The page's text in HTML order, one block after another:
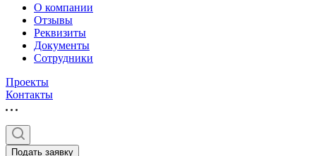
О компании
Отзывы
Реквизиты
Документы
Сотрудники
Проекты
Контакты
Подать заявку